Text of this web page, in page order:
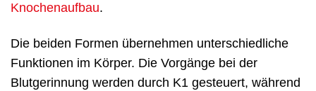
Knochenaufbau.
Die beiden Formen übernehmen unterschiedliche
Funktionen im Körper. Die Vorgänge bei der
Blutgerinnung werden durch K1 gesteuert, während